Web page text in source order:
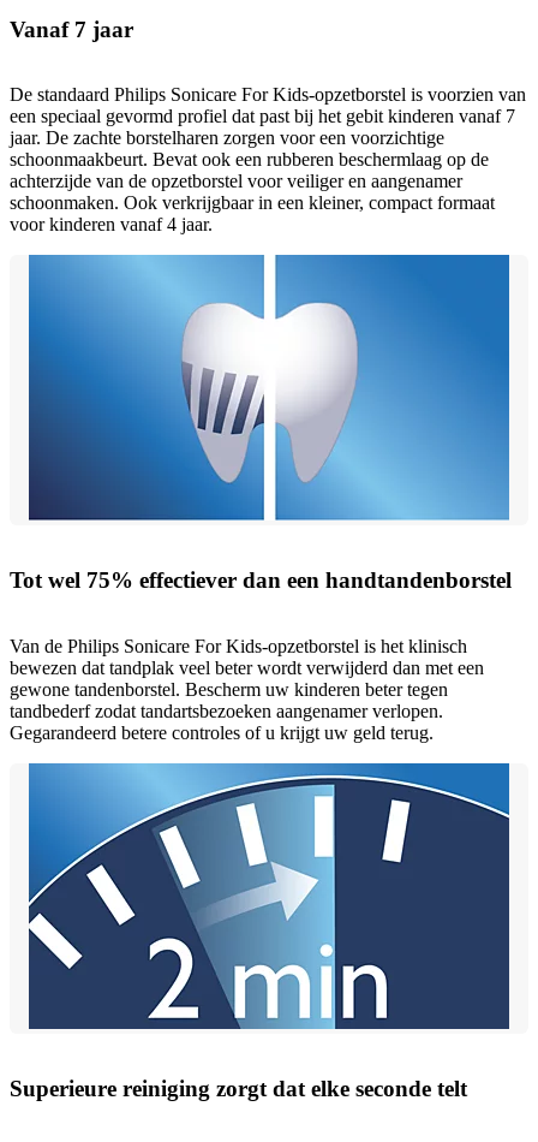
Vanaf 7 jaar
De standaard Philips Sonicare For Kids-opzetborstel is voorzien van
een speciaal gevormd profiel dat past bij het gebit kinderen vanaf 7
jaar. De zachte borstelharen zorgen voor een voorzichtige
schoonmaakbeurt. Bevat ook een rubberen beschermlaag op de
achterzijde van de opzetborstel voor veiliger en aangenamer
schoonmaken. Ook verkrijgbaar in een kleiner, compact formaat
voor kinderen vanaf 4 jaar.
Tot wel 75% effectiever dan een handtandenborstel
Van de Philips Sonicare For Kids-opzetborstel is het klinisch
bewezen dat tandplak veel beter wordt verwijderd dan met een
gewone tandenborstel. Bescherm uw kinderen beter tegen
tandbederf zodat tandartsbezoeken aangenamer verlopen.
Gegarandeerd betere controles of u krijgt uw geld terug.
Superieure reiniging zorgt dat elke seconde telt